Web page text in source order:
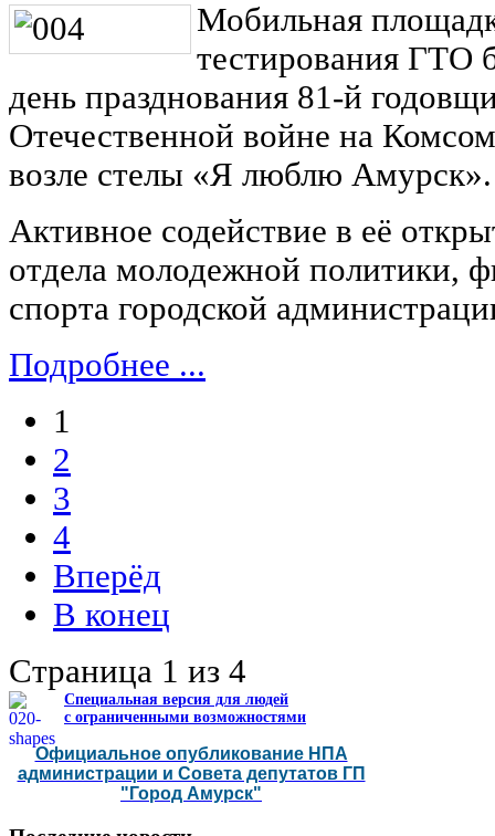
Мобильная
тестирования ГТО
день празднования 81-й
Отечественной войне на
возле стелы «Я люблю Амурск».
Активное содействие в её
отдела молодежной политики,
спорта городской
Подробнее ...
1
2
3
4
Вперёд
В конец
Страница 1 из 4
Специальная версия для людей
с ограниченными возможностями
Официальное опубликование НПА
администрации и Совета депутатов ГП
"Город Амурск"